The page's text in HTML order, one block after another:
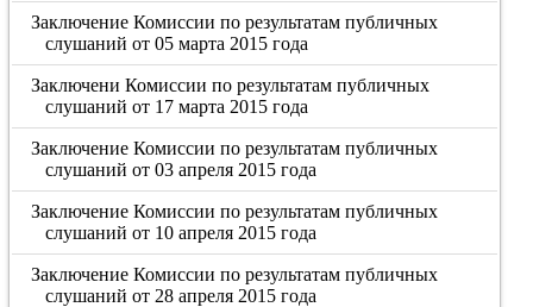
Заключение Комиссии по результатам публичных
слушаний от 05 марта 2015 года
Заключени Комиссии по результатам публичных
слушаний от 17 марта 2015 года
Заключение Комиссии по результатам публичных
слушаний от 03 апреля 2015 года
Заключение Комиссии по результатам публичных
слушаний от 10 апреля 2015 года
Заключение Комиссии по результатам публичных
слушаний от 28 апреля 2015 года